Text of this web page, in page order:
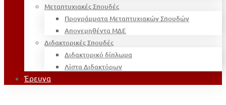
Μεταπτυχιακές Σπουδές
Προγράμματα Μεταπτυχιακών Σπουδών
Απονεμηθέντα ΜΔΕ
Διδακτορικές Σπουδές
Διδακτορικό δίπλωμα
Λίστα Διδακτόρων
Έρευνα